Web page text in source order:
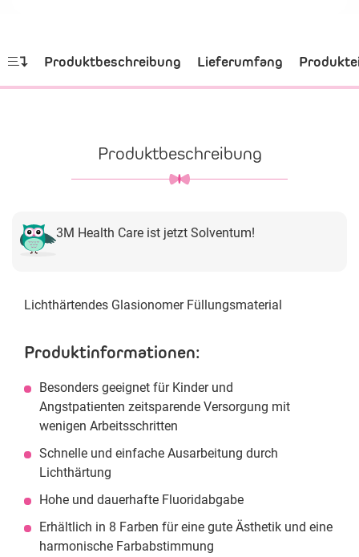
Produktbeschreibung Lieferumfang
Produktbeschreibung
3M Health Care ist jetzt Solventum!
Lichthärtendes Glasionomer Füllungsmaterial
Produktinformationen:
Besonders geeignet für Kinder und
Angstpatienten zeitsparende Versorgung mit
wenigen Arbeitsschritten
Schnelle und einfache Ausarbeitung durch
Lichthärtung
Hohe und dauerhafte Fluoridabgabe
Erhältlich in 8 Farben für eine gute Ästhetik und eine
harmonische Farbabstimmung